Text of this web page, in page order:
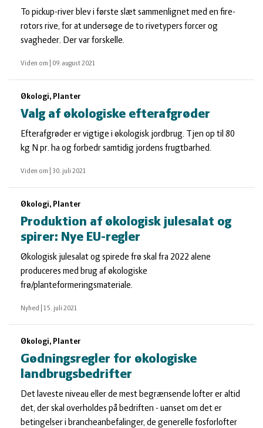
To pickup-river blev i første slæt sammenlignet med en fire-
rotors rive, for at undersøge de to rivetypers forcer og
svagheder. Der var forskelle.
Viden om 09. august 2021
Økologi, Planter
Valg af økologiske efterafgrøder
Efterafgrøder er vigtige i økologisk jordbrug. Tjen op til 80
kg N pr. ha og forbedr samtidig jordens frugtbarhed.
Viden om 30. juli 2021
Økologi, Planter
Produktion af økologisk julesalat og
spirer: Nye EU-regler
Økologisk julesalat og spirede frø skal fra 2022 alene
produceres med brug af økologiske
frø/planteformeringsmateriale.
Nyhed 15. juli 2021
Økologi, Planter
Gødningsregler for økologiske
landbrugsbedrifter
Det laveste niveau eller de mest begrænsende lofter er altid
det, der skal overholdes på bedriften - uanset om det er
betingelser i brancheanbefalinger, de generelle fosforlofter